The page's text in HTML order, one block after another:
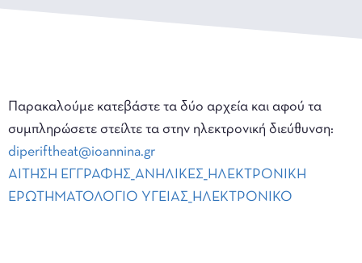
Παρακαλούμε κατεβάστε τα δύο αρχεία και αφού τα
συμπληρώσετε στείλτε τα στην ηλεκτρονική διεύθυνση:
diperiftheat@ioannina.gr
ΑΙΤΗΣΗ ΕΓΓΡΑΦΗΣ_ΑΝΗΛΙΚΕΣ_ΗΛΕΚΤΡΟΝΙΚΗ
ΕΡΩΤΗΜΑΤΟΛΟΓΙΟ ΥΓΕΙΑΣ_ΗΛΕΚΤΡΟΝΙΚΟ